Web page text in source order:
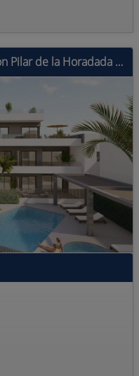
In der charmanten Umgebung von Pilar de la Horadada gelegen, bietet diese Wohnanlage eine Auswahl von 16 Immobilien, darunter Apartments, Erdgeschoss